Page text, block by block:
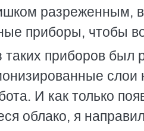
разреженным,
приборы, чтобы
приборов был
И как только
облако, я